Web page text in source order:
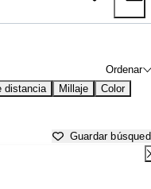
Ordenar
distancia Millaje Color
Guardar